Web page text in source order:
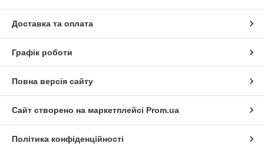
Доставка та оплата
Графік роботи
Повна версія сайту
Сайт створено на маркетплейсі Prom.ua
Політика конфіденційності